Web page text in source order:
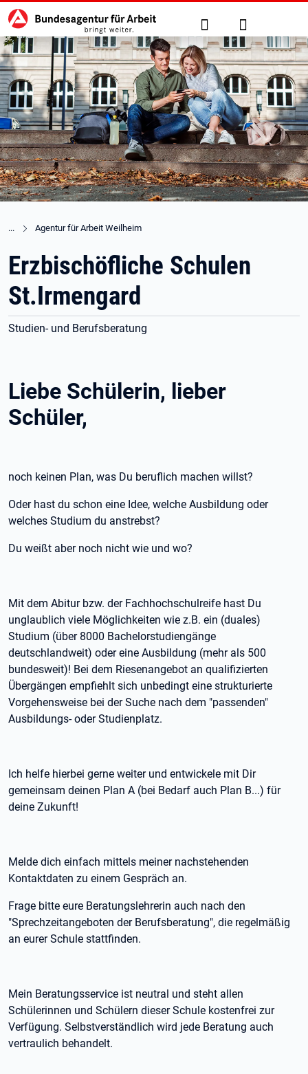
zu den Hauptinhalten springen
Hauptnavigation Suche Anmelden
Agentur für Arbeit Weilheim
Erzbischöfliche Schulen
St.Irmengard
Studien- und Berufsberatung
Liebe Schülerin, lieber
Schüler,
noch keinen Plan, was Du beruflich machen willst?
Oder hast du schon eine Idee, welche Ausbildung oder
welches Studium du anstrebst?
Du weißt aber noch nicht wie und wo?
Mit dem Abitur bzw. der Fachhochschulreife hast Du
unglaublich viele Möglichkeiten wie z.B. ein (duales)
Studium (über 8000 Bachelorstudiengänge
deutschlandweit) oder eine Ausbildung (mehr als 500
bundesweit)! Bei dem Riesenangebot an qualifizierten
Übergängen empfiehlt sich unbedingt eine strukturierte
Vorgehensweise bei der Suche nach dem "passenden"
Ausbildungs- oder Studienplatz.
Ich helfe hierbei gerne weiter und entwickele mit Dir
gemeinsam deinen Plan A (bei Bedarf auch Plan B...) für
deine Zukunft!
Melde dich einfach mittels meiner nachstehenden
Kontaktdaten zu einem Gespräch an.
Frage bitte eure Beratungslehrerin auch nach den
"Sprechzeitangeboten der Berufsberatung", die regelmäßig
an eurer Schule stattfinden.
Mein Beratungsservice ist neutral und steht allen
Schülerinnen und Schülern dieser Schule kostenfrei zur
Verfügung. Selbstverständlich wird jede Beratung auch
vertraulich behandelt.